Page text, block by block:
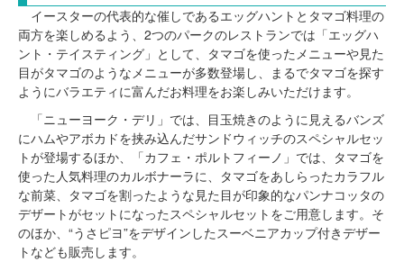
イースターの代表的な催しであるエッグハントとタマゴ料理の
両方を楽しめるよう、2つのパークのレストランでは「エッグハ
ント・テイスティング」として、タマゴを使ったメニューや見た
目がタマゴのようなメニューが多数登場し、まるでタマゴを探す
ようにバラエティに富んだお料理をお楽しみいただけます。
「ニューヨーク・デリ」では、目玉焼きのように見えるバンズ
にハムやアボカドを挟み込んだサンドウィッチのスペシャルセッ
トが登場するほか、「カフェ・ポルトフィーノ」では、タマゴを
使った人気料理のカルボナーラに、タマゴをあしらったカラフル
な前菜、タマゴを割ったような見た目が印象的なパンナコッタの
デザートがセットになったスペシャルセットをご用意します。そ
のほか、“うさピヨ”をデザインしたスーベニアカップ付きデザー
トなども販売します。